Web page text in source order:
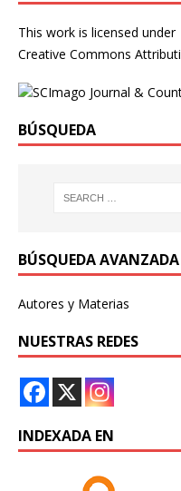
This work is licensed under
Creative Commons
BÚSQUEDA
BÚSQUEDA AVANZADA
Autores y Materias
NUESTRAS REDES
INDEXADA EN